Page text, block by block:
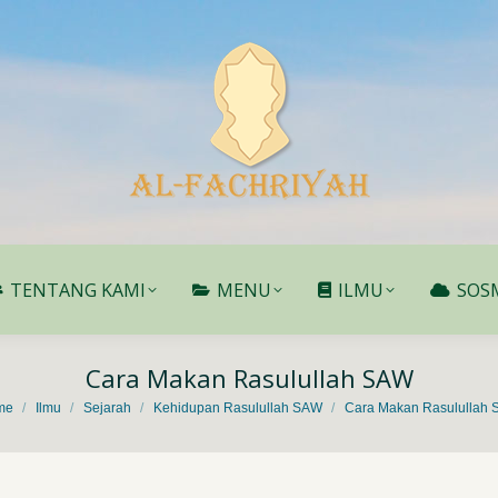
TENTANG KAMI MENU ILMU
Cara Makan Rasulullah SAW
here:
Ilmu Sejarah Kehidupan Rasulullah SAW Cara Makan Rasulullah
TENTANG KAMI MENU